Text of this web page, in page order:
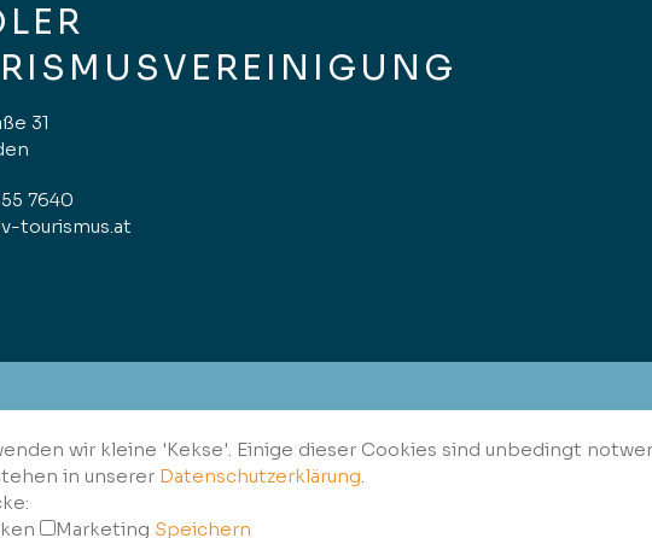
VEREINIGUNG
31
7640
tourismus.at
wir kleine 'Kekse'. Einige dieser Cookies sind unbedingt
in unserer Datenschutzerklärung.
Marketing Speichern